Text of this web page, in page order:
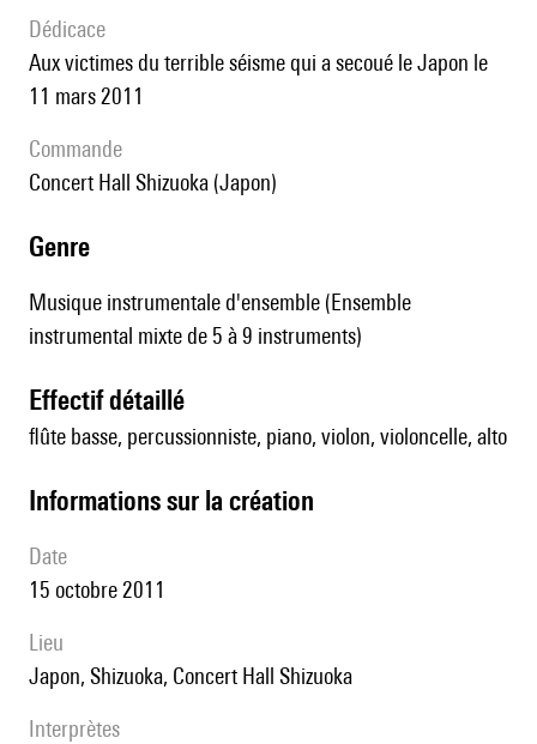
Dédicace
aux victimes du terrible séisme qui a secoué le Japon le
11 mars 2011
Commande
Concert Hall Shizuoka (Japon)
genre
Musique instrumentale d'ensemble (Ensemble
instrumental mixte de 5 à 9 instruments)
effectif détaillé
flûte basse, percussionniste, piano, violon, violoncelle, alto
informations sur la création
date
15 octobre 2011
lieu
Japon, Shizuoka, Concert Hall Shizuoka
interprètes